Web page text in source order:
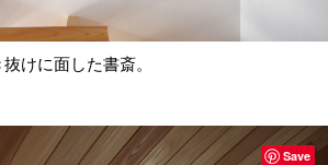
けに面した書斎。
Save